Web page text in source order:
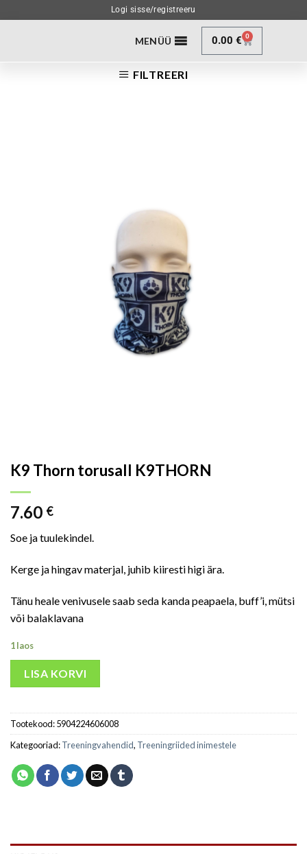
Logi sisse/registreeru
MENÜÜ 0.00€ 0
FILTREERI
K9 Thorn torusall K9THORN
7.60 €
Soe ja tuulekindel.
Kerge ja hingav materjal, juhib kiiresti higi ära.
Tänu heale venivusele saab seda kanda peapaela, buff’i, mütsi
või balaklavana
1 laos
LISA KORVI
Tootekood:5904224606008
Kategooriad:Treeningvahendid, Treeningriided inimestele